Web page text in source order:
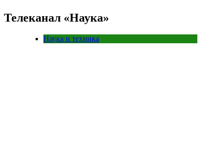
Телеканал «Наука»
Наука и техника